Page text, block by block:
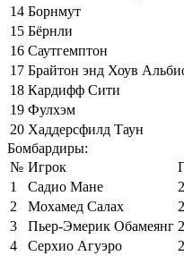
14 Борнмут
15 Бёрнли
16 Саутгемптон
17 Брайтон энд Хоув
18 Кардифф Сити
19 Фулхэм
20 Хаддерсфилд Таун
Бомбардиры:
№ Игрок
1
Садио Мане
2
Мохамед Салах
3
Пьер-Эмерик Обамеянг
4
Серхио Агуэро